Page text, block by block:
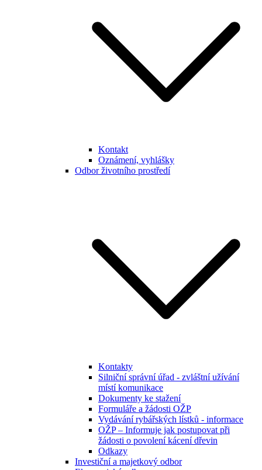
Kontakt
Oznámení, vyhlášky
Odbor životního prostředí
Kontakty
Silniční správní úřad - zvláštní užívání
místí komunikace
Dokumenty ke stažení
Formuláře a žádosti OŽP
Vydávání rybářských lístků - informace
OŽP – Informuje jak postupovat při
žádosti o povolení kácení dřevin
Odkazy
Investiční a majetkový odbor